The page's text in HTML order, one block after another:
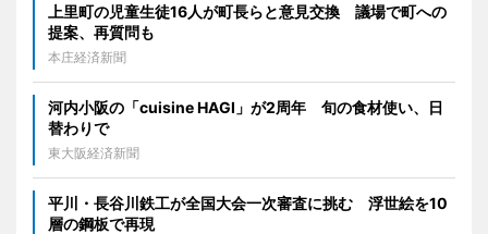
上里町の児童生徒16人が町長らと意見交換 議場で町への
提案、再質問も
本庄経済新聞
河内小阪の「cuisine HAGI」が2周年 旬の食材使い、日
替わりで
東大阪経済新聞
平川・長谷川鉄工が全国大会一次審査に挑む 浮世絵を10
層の鋼板で再現